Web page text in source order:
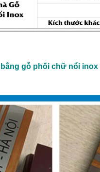
bằng gỗ phối chữ nổi inox